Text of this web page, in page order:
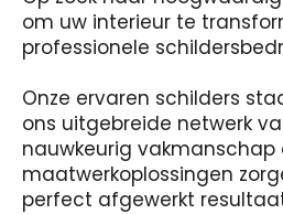
om uw interieur te
professionele
Onze ervaren schilders
ons uitgebreide netwerk
nauwkeurig vakmanschap
maatwerkoplossingen
perfect afgewerkt